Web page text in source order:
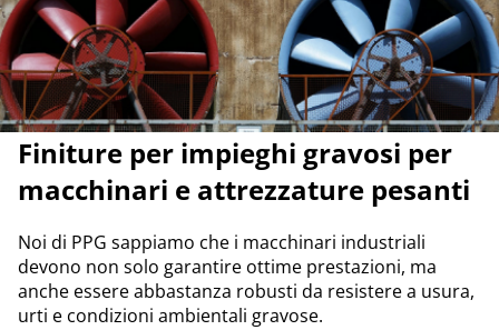
Finiture per impieghi gravosi per
macchinari e attrezzature pesanti
Noi di PPG sappiamo che i macchinari industriali
devono non solo garantire ottime prestazioni, ma
anche essere abbastanza robusti da resistere a usura,
urti e condizioni ambientali gravose.